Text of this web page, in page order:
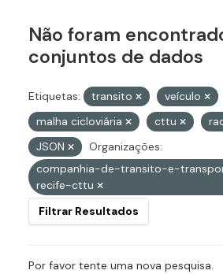
Não foram
conjuntos de dados
Etiquetas: transito
veículo
malha cicloviária
cttu
JSON
Organizações:
companhia-de-transito-e-
recife-cttu
Filtrar Resultados
Por favor tente uma nova pesquisa.